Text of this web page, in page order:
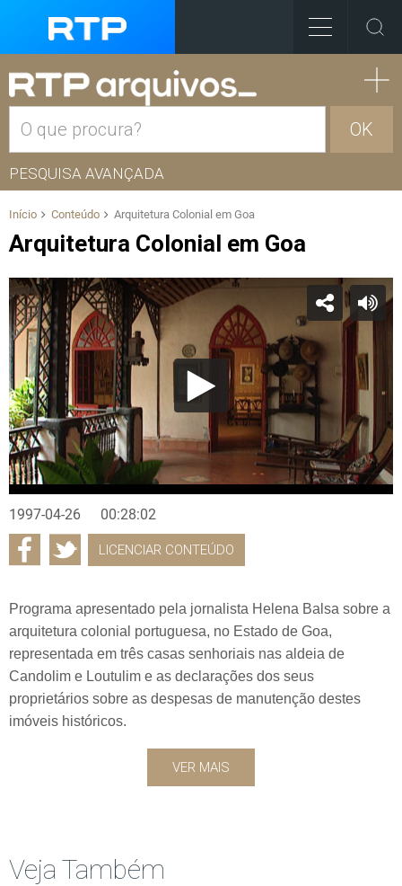
OK
PESQUISA AVANÇADA
Início Conteúdo Arquitetura Colonial em Goa
Arquitetura Colonial em Goa
1997-04-26 00:28:02
LICENCIAR CONTEÚDO
Programa apresentado pela jornalista Helena Balsa sobre a
arquitetura colonial portuguesa, no Estado de Goa,
representada em três casas senhoriais nas aldeia de
Candolim e Loutulim e as declarações dos seus
proprietários sobre as despesas de manutenção destes
imóveis históricos.
VER MAIS
Veja Também